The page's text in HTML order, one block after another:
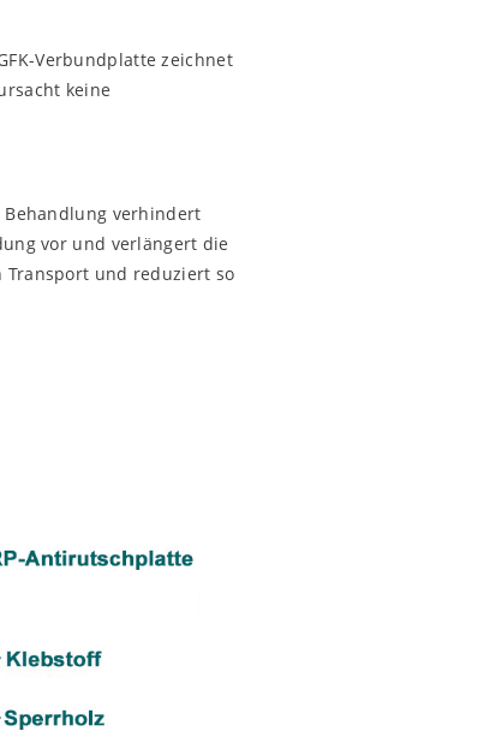
Verbundplatte zeichnet
keine
Behandlung verhindert
vor und verlängert die
Transport und reduziert so